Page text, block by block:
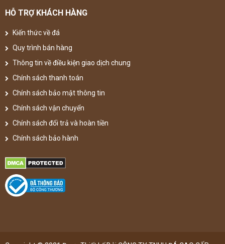
HỖ TRỢ KHÁCH HÀNG
Kiến thức về đá
Quy trình bán hàng
Thông tin về điều kiện giao dịch chung
Chính sách thanh toán
Chính sách bảo mật thông tin
Chính sách vận chuyển
Chính sách đổi trả và hoàn tiền
Chính sách bảo hành